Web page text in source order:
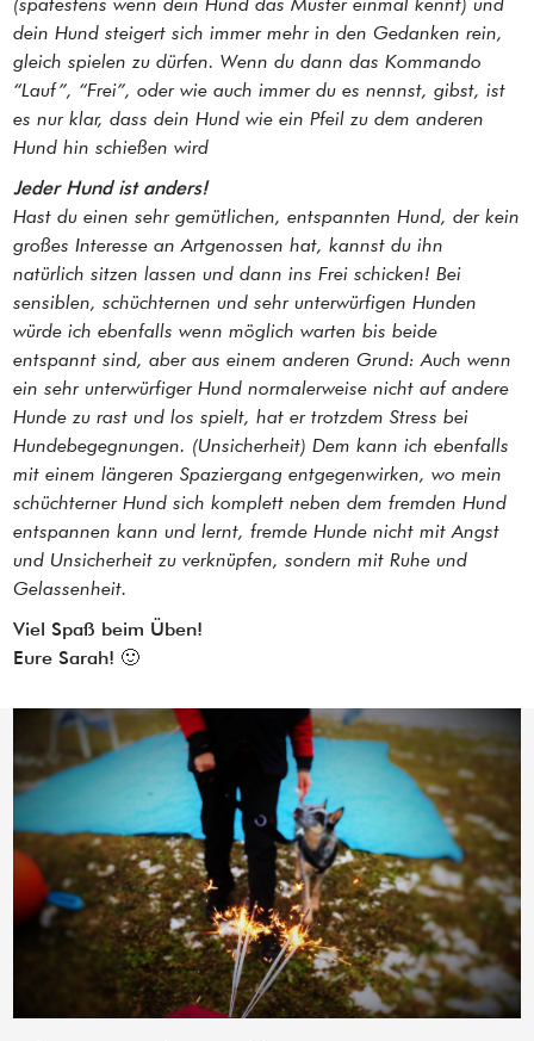
dein Hund steigert sich immer mehr in den Gedanken rein,
gleich spielen zu dürfen. Wenn du dann das Kommando
“Lauf”, “Frei”, oder wie auch immer du es nennst, gibst, ist
es nur klar, dass dein Hund wie ein Pfeil zu dem anderen
Hund hin schießen wird
Jeder Hund ist anders!
Hast du einen sehr gemütlichen, entspannten Hund, der kein
großes Interesse an Artgenossen hat, kannst du ihn
natürlich sitzen lassen und dann ins Frei schicken! Bei
sensiblen, schüchternen und sehr unterwürfigen Hunden
würde ich ebenfalls wenn möglich warten bis beide
entspannt sind, aber aus einem anderen Grund: Auch wenn
ein sehr unterwürfiger Hund normalerweise nicht auf andere
Hunde zu rast und los spielt, hat er trotzdem Stress bei
Hundebegegnungen. (Unsicherheit) Dem kann ich ebenfalls
mit einem längeren Spaziergang entgegenwirken, wo mein
schüchterner Hund sich komplett neben dem fremden Hund
entspannen kann und lernt, fremde Hunde nicht mit Angst
und Unsicherheit zu verknüpfen, sondern mit Ruhe und
Gelassenheit.
Viel Spaß beim Üben!
Eure Sarah! 🙂